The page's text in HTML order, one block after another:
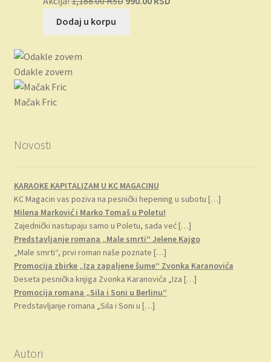
Dodaj u korpu
Odakle zovem
Mačak Fric
Novosti
KARAOKE KAPITALIZAM U KC MAGACINU
KC Magacin vas poziva na pesnički hepening u subotu […]
Milena Marković i Marko Tomaš u Poletu!
Zajednički nastupaju samo u Poletu, sada već[…]
Predstavljanje romana „Male smrti“ Jelene Kajgo
„Male smrti“, prvi roman naše poznate […]
Promocija zbirke „Iza zapaljene šume“ Zvonka Karanovića
Deseta pesnička knjiga Zvonka Karanovića „Iza […]
Promocija romana „Sila i Soni u Berlinu“
Predstavljanje romana „Sila i Soni u […]
Autori